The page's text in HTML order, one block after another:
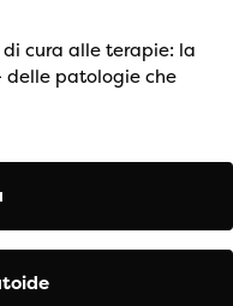
cura alle terapie: la
patologie che